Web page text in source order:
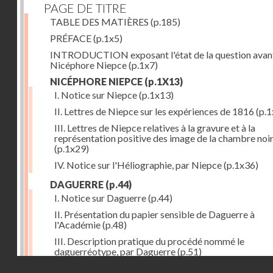
PAGE DE TITRE
TABLE DES MATIÈRES (p.185)
PRÉFACE(p.1x5)
INTRODUCTION exposant l'état de la question
Nicéphore Niepce(p.1x7)
NICÉPHORE NIEPCE (p.1X13)
I. Notice sur Niepce(p.1x13)
II. Lettres de Niepce sur les expériences de 1816
III. Lettres de Niepce relatives à la gravure et à la
représentation positive des image de la chambre
(p.1x29)
IV. Notice sur l'Héliographie, par Niepce(p.1x36)
DAGUERRE (p.44)
I. Notice sur Daguerre(p.44)
II. Présentation du papier sensible de Daguerre à
l'Académie(p.48)
III. Description pratique du procédé nommé le
daguerréotype, par Daguerre(p.51)